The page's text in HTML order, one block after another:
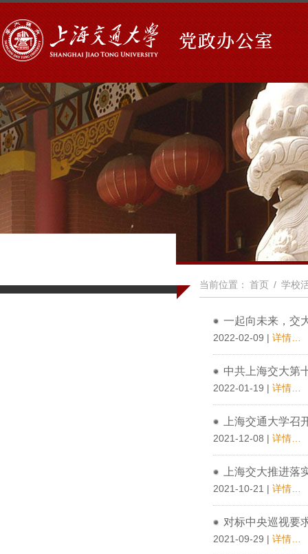
当前位置： 首页 / 学校
一起向未来，交
2022-02-09 | 详情…
中共上海交大第
2022-01-19 | 详情…
上海交通大学召
2021-12-08 | 详情…
上海交大推进
2021-10-21 | 详情…
对标中央巡视要
2021-09-29 | 详情…